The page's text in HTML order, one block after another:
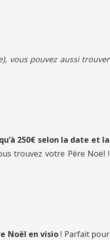
vous pouvez aussi trouver
250€ selon la date et la
trouvez votre Père Noël !
Noël en visio! Parfait pour